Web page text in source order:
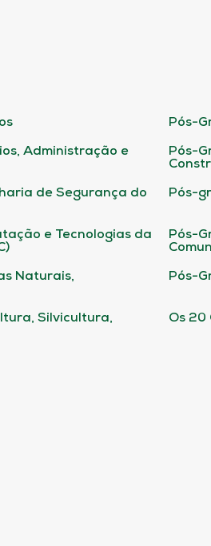
Pós-
Administração e
Pós-
de Segurança do
Pós-
e Tecnologias da
Pós-
Naturais,
Pós-
Silvicultura,
Os 20